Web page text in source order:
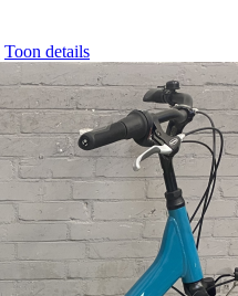
Toon details